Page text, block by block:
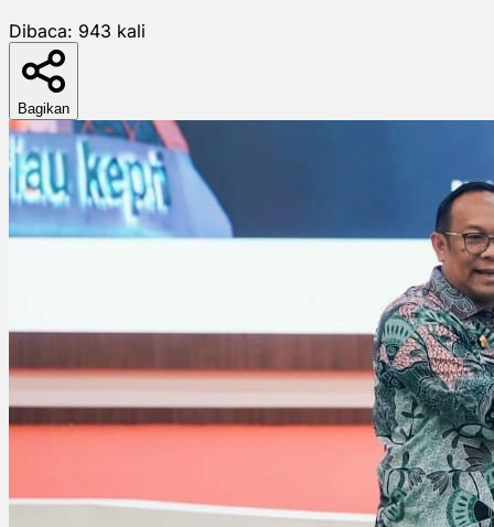
Dibaca: 943 kali
Bagikan